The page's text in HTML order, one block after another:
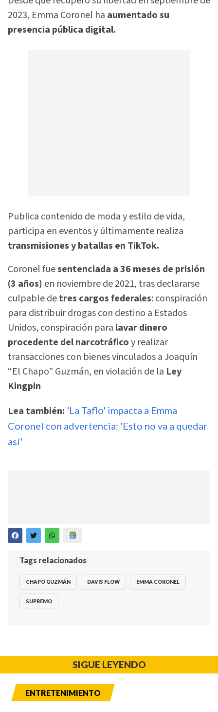
2023, Emma Coronel ha aumentado su
presencia pública digital.
Publica contenido de moda y estilo de vida,
participa en eventos y últimamente realiza
transmisiones y batallas en TikTok.
Coronel fuesentenciada a 36 meses de prisión
(3 años) en noviembre de 2021, tras declararse
culpable detres cargos federales: conspiración
para distribuir drogas con destino a Estados
Unidos, conspiración para lavar dinero
procedente del narcotráficoy realizar
transacciones con bienes vinculados a Joaquín
“El Chapo” Guzmán, en violación de la Ley
Kingpin
Lea también: 'La Taflo' impacta a Emma
Coronel con advertencia: 'Esto no va a quedar
así'
Tags relacionados
CHAPO GUZMÁN DAVIS FLOW EMMA CORONEL
SUPREMO
SIGUE LEYENDO
ENTRETENIMIENTO